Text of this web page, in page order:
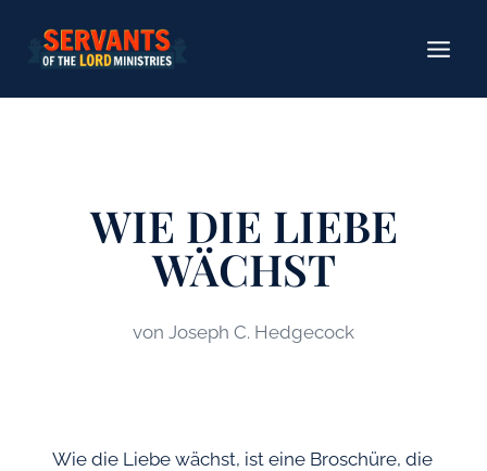
Inhalt
springen
WIE DIE LIEBE
WÄCHST
von Joseph C. Hedgecock
Wie die Liebe wächst, ist eine Broschüre, die